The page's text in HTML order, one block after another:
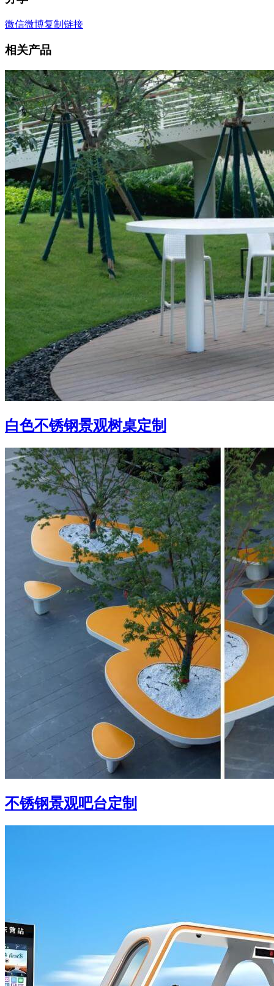
微信微博复制链接
相关产品
白色不锈钢景观树桌定制
不锈钢景观吧台定制